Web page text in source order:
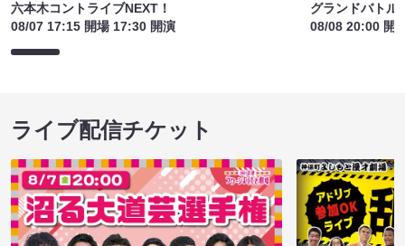
六本木コントライブNEXT！
08/07 17:15 開場 17:30 開演
グランドバトル
08/08 20:00 開
ライブ配信チケット